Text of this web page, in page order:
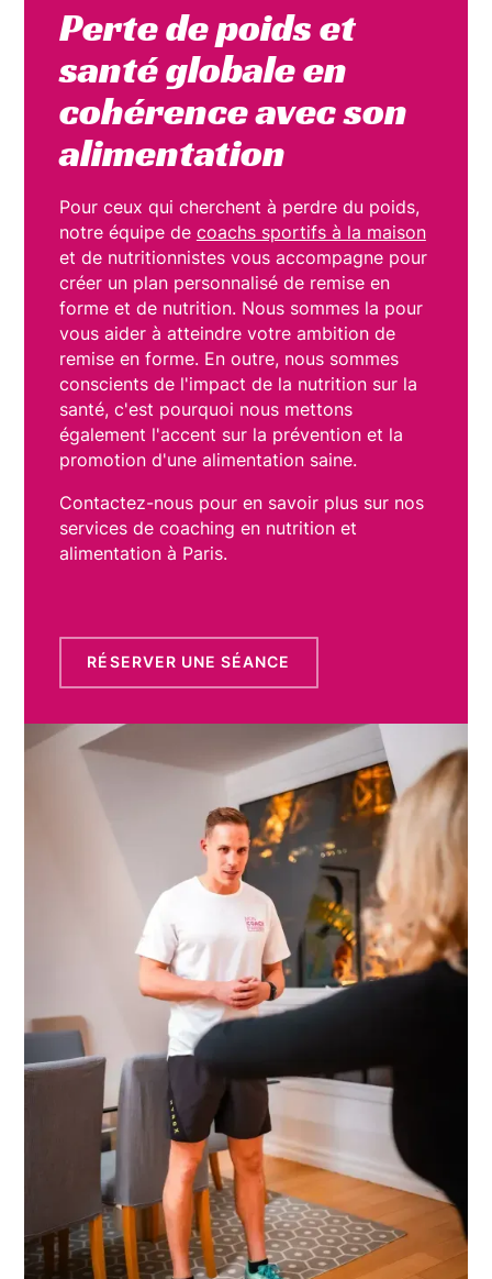
Perte de poids et
santé globale en
cohérence avec son
alimentation
Pour ceux qui cherchent à perdre du poids,
notre équipe de coachs sportifs à la maison
et de nutritionnistes vous accompagne pour
créer un plan personnalisé de remise en
forme et de nutrition. Nous sommes la pour
vous aider à atteindre votre ambition de
remise en forme. En outre, nous sommes
conscients de l'impact de la nutrition sur la
santé, c'est pourquoi nous mettons
également l'accent sur la prévention et la
promotion d'une alimentation saine.
Contactez-nous pour en savoir plus sur nos
services de coaching en nutrition et
alimentation à Paris.
RÉSERVER UNE SÉANCE